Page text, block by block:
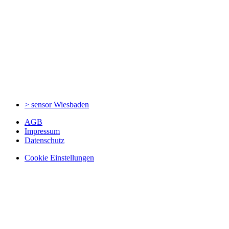
> sensorWiesbaden
AGB
Impressum
Datenschutz
Cookie Einstellungen